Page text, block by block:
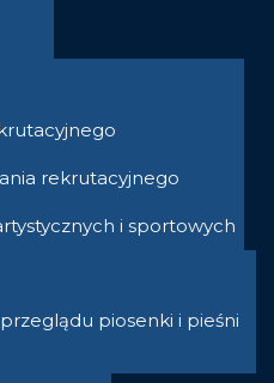
rekrutacyjnego
i sportowych
piosenki i pieśni